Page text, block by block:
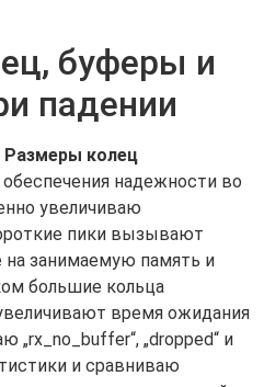
буферы и
падении
Размеры колец
надежности во
увеличиваю
пики вызывают
занимаемую память и
большие кольца
время ожидания
„rx_no_buffer“, „dropped“ и
и сравниваю